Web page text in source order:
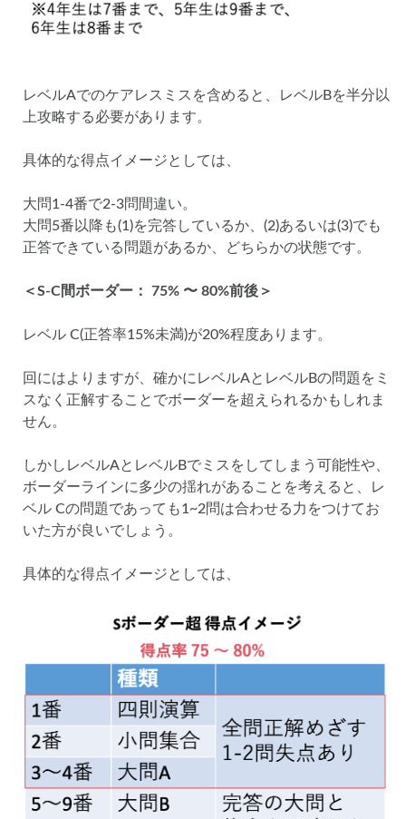
レベルAでのケアレスミスを含めると、レベルBを半分以
上攻略する必要があります。
具体的な得点イメージとしては、
大問1-4番で2-3問間違い。
大問5番以降も(1)を完答しているか、(2)あるいは(3)でも
正答できている問題があるか、どちらかの状態です。
＜S-C間ボーダー： 75% 〜 80%前後＞
レベル C(正答率15%未満)が20%程度あります。
回にはよりますが、確かにレベルAとレベルBの問題をミ
スなく正解することでボーダーを超えられるかもしれま
せん。
しかしレベルAとレベルBでミスをしてしまう可能性や、
ボーダーラインに多少の揺れがあることを考えると、レ
ベル Cの問題であっても1~2問は合わせる力をつけてお
いた方が良いでしょう。
具体的な得点イメージとしては、